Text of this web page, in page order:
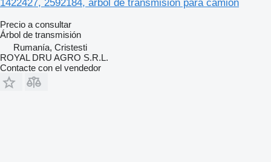
1422427, 2592184, árbol de transmisión para camión
Precio a consultar
Árbol de transmisión
Rumanía, Cristesti
ROYAL DRU AGRO S.R.L.
Contacte con el vendedor